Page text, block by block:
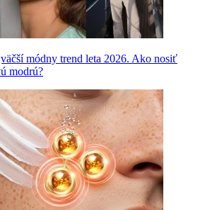
módny trend leta 2026. Ako nosiť
modrú?